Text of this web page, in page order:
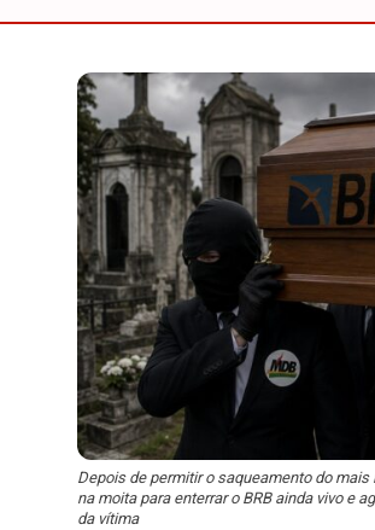
Depois de permitir o saqueamento do
na moita para enterrar o BRB ainda vivo e
da vítima